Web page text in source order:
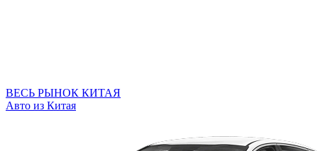
ВЕСЬ РЫНОК КИТАЯ
Авто из Китая